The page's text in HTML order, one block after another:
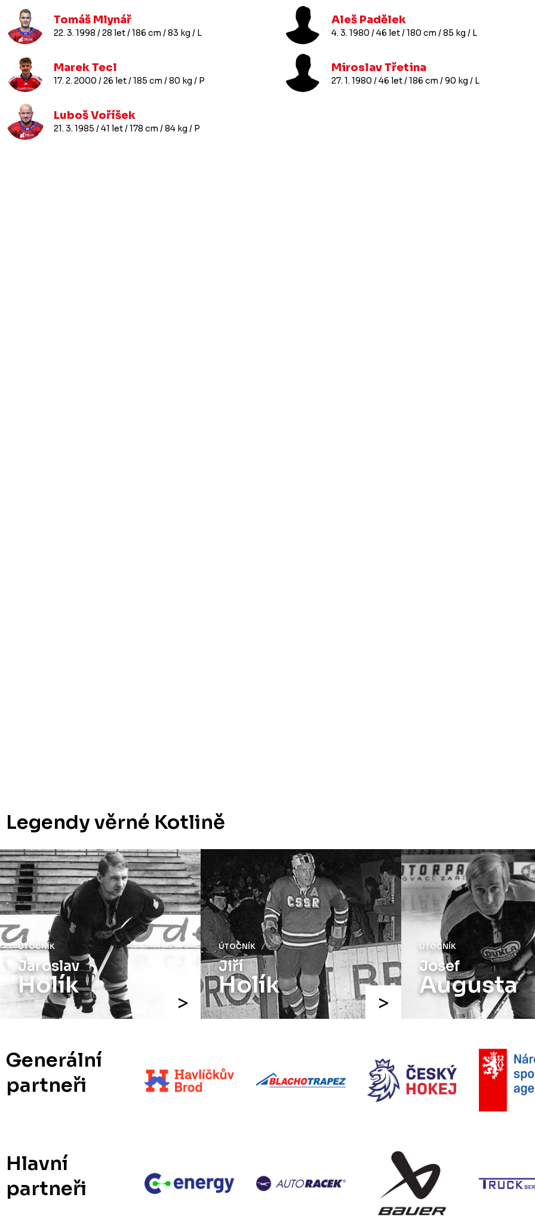
Tomáš Mlynář
22. 3. 1998 / 28 let / 186 cm / 83 kg / L
Aleš Padělek
4. 3. 1980 / 46 let / 180 cm / 85 kg / L
Marek Tecl
17. 2. 2000 / 26 let / 185 cm / 80 kg / P
Miroslav Třetina
27. 1. 1980 / 46 let / 186 cm / 90 kg / L
Luboš Voříšek
21. 3. 1985 / 41 let / 178 cm / 84 kg / P
Legendy věrné Kotlině
ÚTOČNÍK
Jiří
Holík
ÚTOČNÍK
Josef
Augusta
OBRÁNCE
Milan
Chalupa
Generální
partneři
Hlavní
partneři